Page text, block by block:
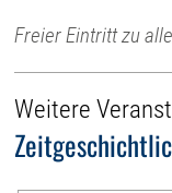
Freier Eintritt zu
Weitere